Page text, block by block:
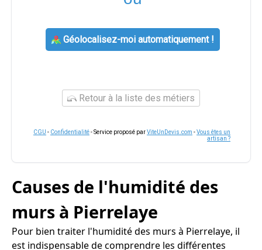
Géolocalisez-moi automatiquement !
Retour à la liste des métiers
CGU - Confidentialité- Service proposé parViteUnDevis.com -Vous êtes un
artisan ?
Causes de l'humidité des
murs à Pierrelaye
Pour bien traiter l'humidité des murs à Pierrelaye, il
est indispensable de comprendre les différentes